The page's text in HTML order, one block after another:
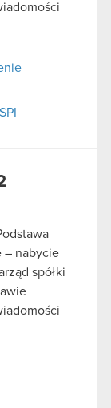
– nabycie
spółki